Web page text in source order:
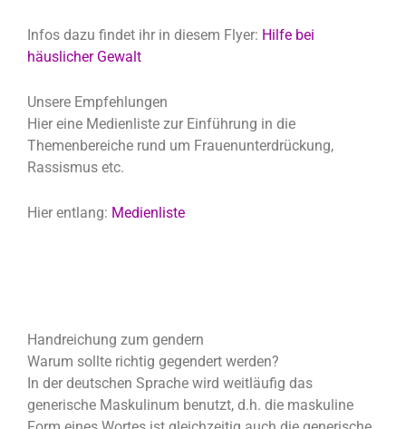
Infos dazu findet ihr in diesem Flyer: Hilfe bei
häuslicher Gewalt
Unsere Empfehlungen
Hier eine Medienliste zur Einführung in die
Themenbereiche rund um Frauenunterdrückung,
Rassismus etc.
Hier entlang: Medienliste
Handreichung zum gendern
Warum sollte richtig gegendert werden?
In der deutschen Sprache wird weitläufig das
generische Maskulinum benutzt, d.h. die maskuline